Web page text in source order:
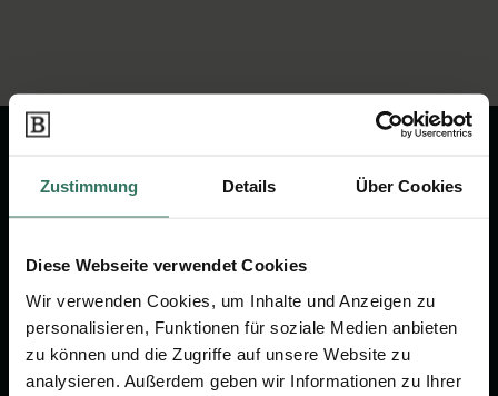
Zustimmung Details Über Cookies
Diese Webseite verwendet Cookies
Wir verwenden Cookies, um Inhalte und Anzeigen zu
personalisieren, Funktionen für soziale Medien anbieten
zu können und die Zugriffe auf unsere Website zu
analysieren. Außerdem geben wir Informationen zu Ihrer
Wir sind Ihr Ansprechpartner rund
Vorsorge.
Jetzt beraten lassen